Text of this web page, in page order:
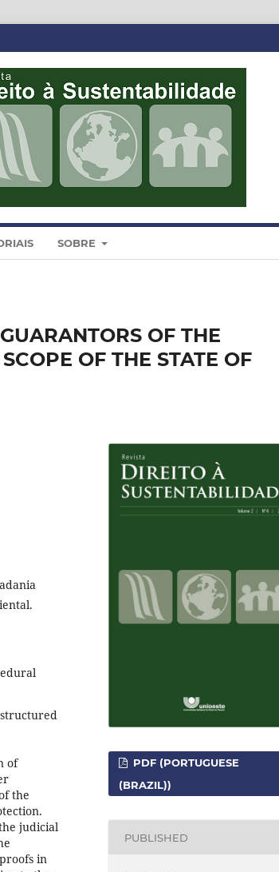
SOBRE
OF THE
OF THE STATE OF
of
the
judicial
in
PDF (PORTUGUESE
(BRAZIL))
PUBLISHED